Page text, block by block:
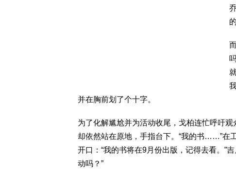
并在胸前划了个十字。
为了化解尴尬并为活动收尾，戈柏连忙呼吁
却依然站在原地，手指台下。“我的书……”在
开口：“我的书将在9月份出版，记得去看。”
动吗？”